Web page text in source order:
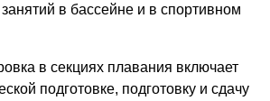
в бассейне и в спортивном
в секциях плавания включает
подготовке, подготовку и сдачу